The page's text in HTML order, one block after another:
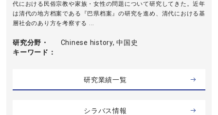
代における民俗宗教や家族・女性の問題について研究してきた。近年
は清代の地方档案である『巴県档案』の研究を進め、清代における基
層社会のあり方を考察する ...
研究分野・
キーワード
Chinese history, 中国史
研究業績一覧
シラバス情報